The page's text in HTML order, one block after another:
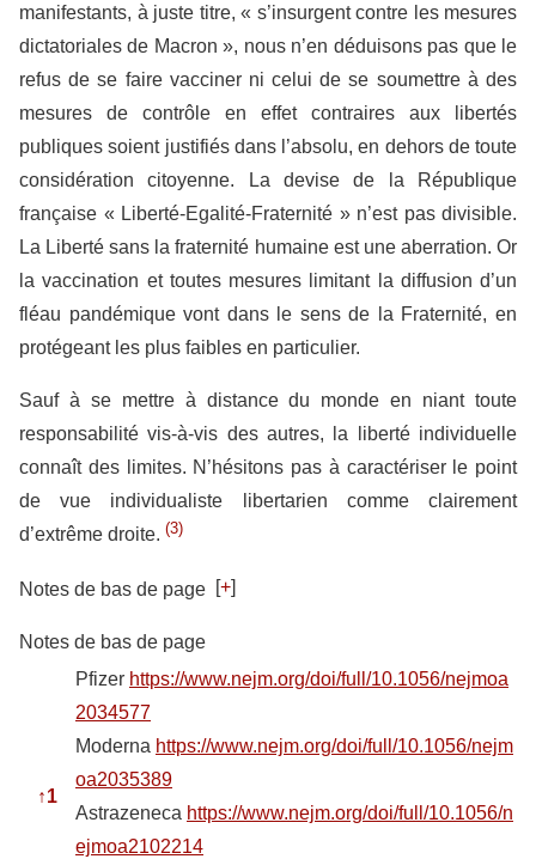
manifestants, à juste titre, « s’insurgent contre les mesures
dictatoriales de Macron », nous n’en déduisons pas que le
refus de se faire vacciner ni celui de se soumettre à des
mesures de contrôle en effet contraires aux libertés
publiques soient justifiés dans l’absolu, en dehors de toute
considération citoyenne. La devise de la République
française « Liberté-Egalité-Fraternité » n’est pas divisible.
La Liberté sans la fraternité humaine est une aberration. Or
la vaccination et toutes mesures limitant la diffusion d’un
fléau pandémique vont dans le sens de la Fraternité, en
protégeant les plus faibles en particulier.
Sauf à se mettre à distance du monde en niant toute
responsabilité vis-à-vis des autres, la liberté individuelle
connaît des limites. N’hésitons pas à caractériser le point
de vue individualiste libertarien comme clairement
d’extrême droite. (3)
Notes de bas de page [+]
Notes de bas de page
↑1
Pfizer https://www.nejm.org/doi/full/10.1056/nejmoa
2034577
Moderna https://www.nejm.org/doi/full/10.1056/nejm
oa2035389
Astrazeneca https://www.nejm.org/doi/full/10.1056/n
ejmoa2102214